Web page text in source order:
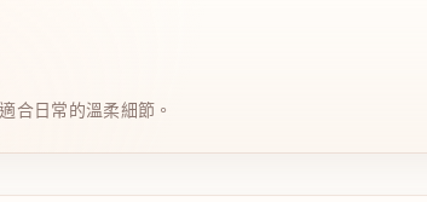
合日常的溫柔細節。